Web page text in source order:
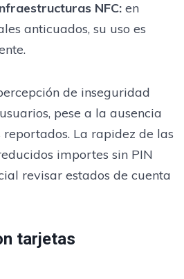
NFC:en
anticuados, su uso es
de inseguridad
pese a la ausencia
La rapidez de las
importes sin PIN
revisar estados de cuenta
tarjetas